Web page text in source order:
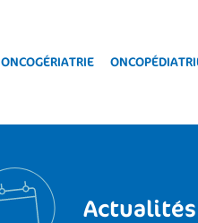
ONCOGÉRIATRIE
Actualités